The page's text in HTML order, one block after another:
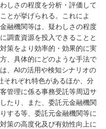
しさの程度を分析・評価して
とが挙げられる。これによ
融機関等は、疑わしさの程度
調査資源を投入できることと
策をより効率的・効果的に実
、具体的にどのような手法で
、AIの活用や検知シナリオの
それぞれ特色があるほか、分
管理に係る事務受託等周辺サ
たり、また、委託元金融機関
する等、委託元金融機関等に
策の高度化及び有効性向上に